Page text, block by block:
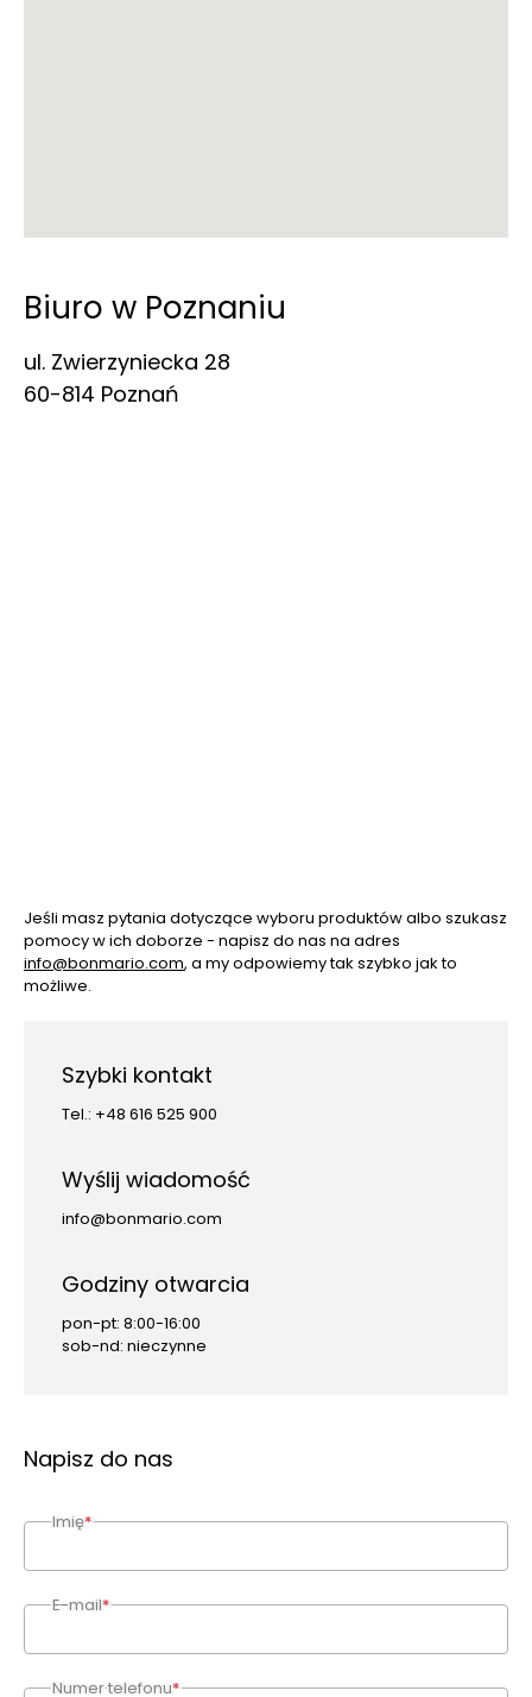
Biuro w Poznaniu
ul. Zwierzyniecka 28
60-814 Poznań
Jeśli masz pytania dotyczące wyboru produktów albo szukasz
pomocy w ich doborze - napisz do nas na adres
info@bonmario.com, a my odpowiemy tak szybko jak to
możliwe.
Szybki kontakt
Tel.: +48 616 525 900
Wyślij wiadomość
info@bonmario.com
Godziny otwarcia
pon-pt: 8:00-16:00
sob-nd: nieczynne
Napisz do nas
Imię*
E-mail*
Numer telefonu*